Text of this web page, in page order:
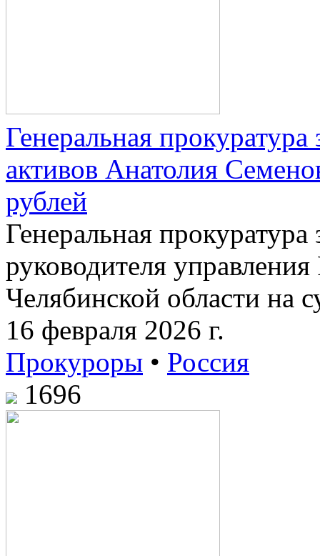
Генеральная
активов Анатолия
рублей
Генеральная
руководителя
Челябинской области на
16 февраля 2026 г.
Прокуроры • Россия
1696